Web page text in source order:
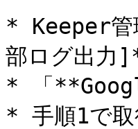
* Keeper
部ログ出力
* 「
* 手順1で